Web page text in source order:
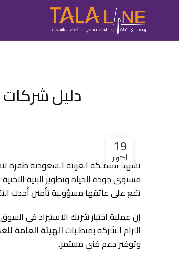
دليل
19
أكتوبر
تشهد المملكة العربية السعودية طفرة
مستوى جودة الحياة وتطوير البنية
تقع على عاتقها مسؤولية تأمين أحدث
إن عملية اختيار شريك الاستيراد في
التزام الشركة بمتطلباتالهيئة العامة
وتوفير دعم فني مستمر.